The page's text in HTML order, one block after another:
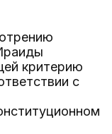
критерию
с